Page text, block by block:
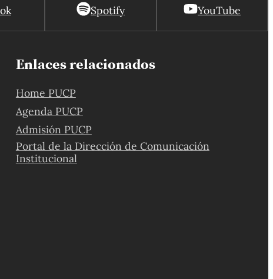
Spotify YouTube
Enlaces relacionados
Home PUCP
Agenda PUCP
Admisión PUCP
Portal de la Dirección de Comunicación
Institucional